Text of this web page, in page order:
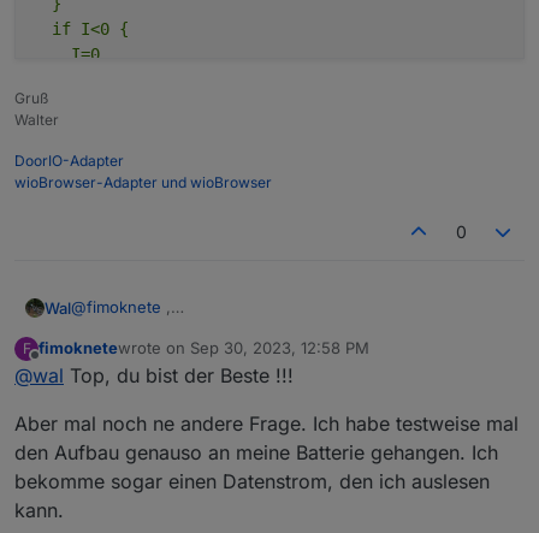
  }
  if I<0 {
    I=0
  vI=rI+sb(hx((I*1000)) 4 4)
  sml(1 3 vI)
  U=0
Gruß
Walter
DoorIO-Adapter
wioBrowser-Adapter und wioBrowser
0
Wal@fimoknete ,
>F
if chg[U]>0 {
    U=Umax
  }
  if U<0 {
    U=0
F
Offline
fimoknetewrote on Sep 30, 2023, 12:58 PM
last edited by
@wal Top, du bist der Beste !!!
Aber mal noch ne andere Frage. Ich habe testweise mal
den Aufbau genauso an meine Batterie gehangen. Ich
bekomme sogar einen Datenstrom, den ich auslesen
kann.